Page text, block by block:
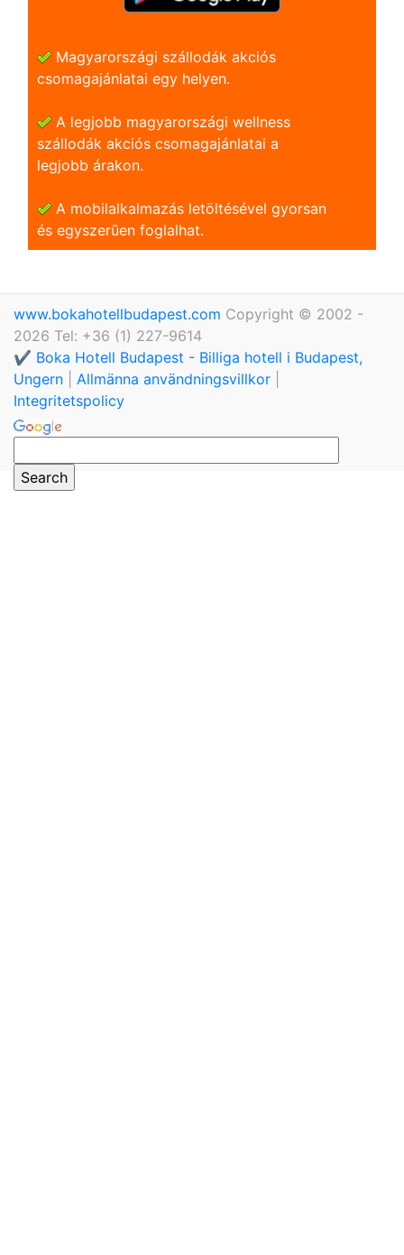
Magyarországi szállodák akciós
csomagajánlatai egy helyen.
A legjobb magyarországi wellness
szállodák akciós csomagajánlatai a
legjobb árakon.
A mobilalkalmazás letöltésével gyorsan
és egyszerũen foglalhat.
www.bokahotellbudapest.com Copyright © 2002 -
2026 Tel: +36 (1) 227-9614
✔️ Boka Hotell Budapest - Billiga hotell i Budapest,
Ungern
Allmänna användningsvillkor
Integritetspolicy